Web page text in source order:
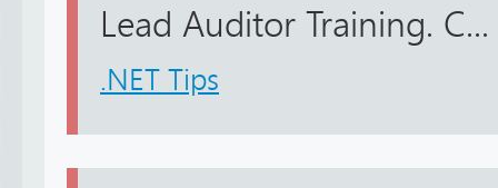
Lead Auditor Training. C...
.NET Tips